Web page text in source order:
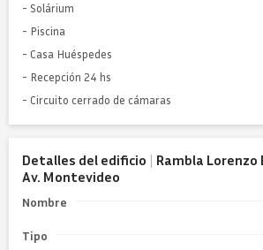
- Solárium
- Piscina
- Casa Huéspedes
- Recepción 24 hs
- Circuito cerrado de cámaras
Detalles del edificio | Rambla Lorenzo
Av. Montevideo
Nombre
Tipo